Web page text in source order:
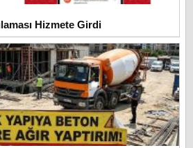
Hizmete Girdi